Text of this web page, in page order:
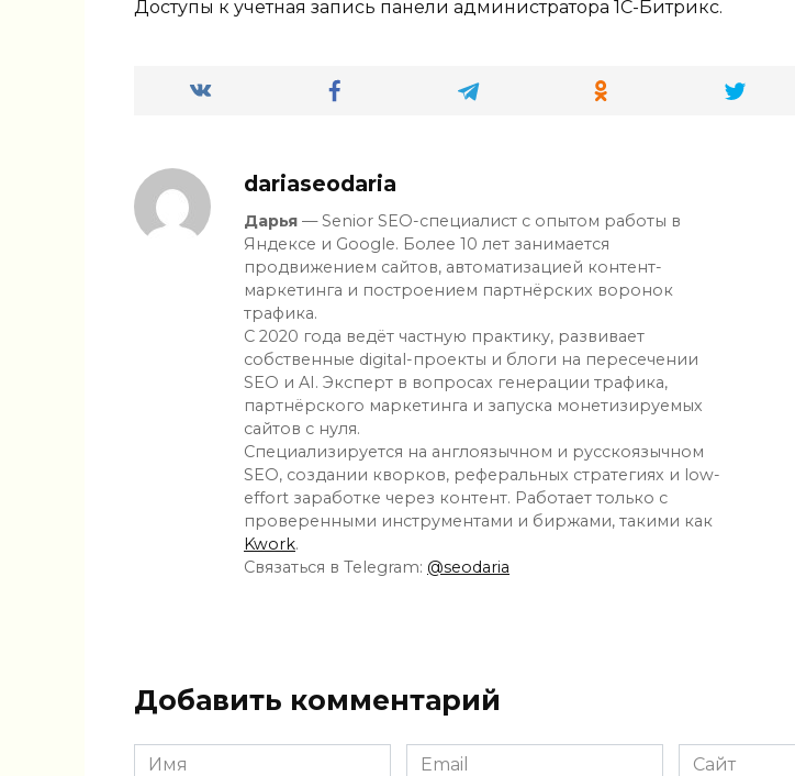
Доступы к учетная запись панели администратора 1С-Битрикс.
dariaseodaria
Дарья — Senior SEO-специалист с опытом работы в
Яндексе и Google. Более 10 лет занимается
продвижением сайтов, автоматизацией контент-
маркетинга и построением партнёрских воронок
трафика.
С 2020 года ведёт частную практику, развивает
собственные digital-проекты и блоги на пересечении
SEO и AI. Эксперт в вопросах генерации трафика,
партнёрского маркетинга и запуска монетизируемых
сайтов с нуля.
Специализируется на англоязычном и русскоязычном
SEO, создании кворков, реферальных стратегиях и low-
effort заработке через контент. Работает только с
проверенными инструментами и биржами, такими как
Kwork.
Связаться в Telegram: @seodaria
Добавить комментарий
Имя
Email
Сайт